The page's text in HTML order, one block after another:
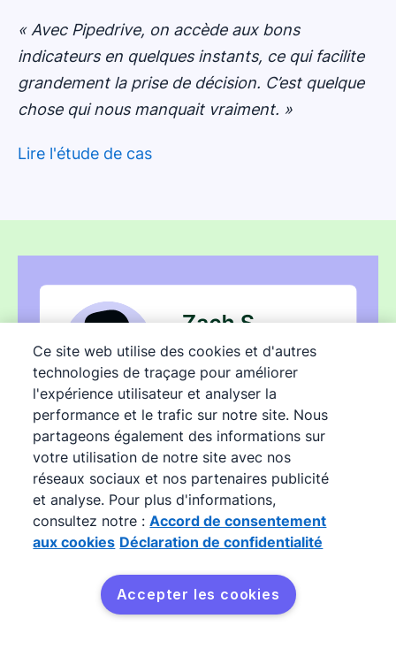
« Avec Pipedrive, on accède aux bons
indicateurs en quelques instants, ce qui facilite
grandement la prise de décision. C’est quelque
chose qui nous manquait vraiment. »
Lire l'étude de cas
Collectez plus de
prospects avec
LeadBooster de Pipedrive
Ce site web utilise des cookies et d'autres
technologies de traçage pour améliorer
l'expérience utilisateur et analyser la
performance et le trafic sur notre site. Nous
partageons également des informations sur
votre utilisation de notre site avec nos
réseaux sociaux et nos partenaires publicité
et analyse. Pour plus d'informations,
consultez notre : Accord de consentement
aux cookies Déclaration de confidentialité
Accepter les cookies